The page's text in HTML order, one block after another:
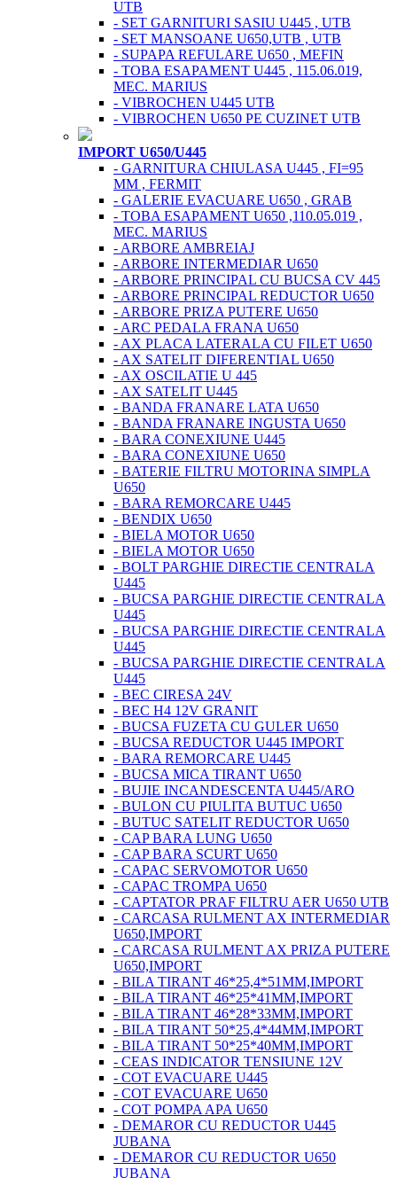
UTB
- SET GARNITURI SASIU U445 , UTB
- SET MANSOANE U650,UTB , UTB
- SUPAPA REFULARE U650 , MEFIN
- TOBA ESAPAMENT U445 , 115.06.019,
MEC. MARIUS
- VIBROCHEN U445 UTB
- VIBROCHEN U650 PE CUZINET UTB
IMPORT U650/U445
- GARNITURA CHIULASA U445 , FI=95
MM , FERMIT
- GALERIE EVACUARE U650 , GRAB
- TOBA ESAPAMENT U650 ,110.05.019 ,
MEC. MARIUS
- ARBORE AMBREIAJ
- ARBORE INTERMEDIAR U650
- ARBORE PRINCIPAL CU BUCSA CV 445
- ARBORE PRINCIPAL REDUCTOR U650
- ARBORE PRIZA PUTERE U650
- ARC PEDALA FRANA U650
- AX PLACA LATERALA CU FILET U650
- AX SATELIT DIFERENTIAL U650
- AX OSCILATIE U 445
- AX SATELIT U445
- BANDA FRANARE LATA U650
- BANDA FRANARE INGUSTA U650
- BARA CONEXIUNE U445
- BARA CONEXIUNE U650
- BATERIE FILTRU MOTORINA SIMPLA
U650
- BARA REMORCARE U445
- BENDIX U650
- BIELA MOTOR U650
- BIELA MOTOR U650
- BOLT PARGHIE DIRECTIE CENTRALA
U445
- BUCSA PARGHIE DIRECTIE CENTRALA
U445
- BUCSA PARGHIE DIRECTIE CENTRALA
U445
- BUCSA PARGHIE DIRECTIE CENTRALA
U445
- BEC CIRESA 24V
- BEC H4 12V GRANIT
- BUCSA FUZETA CU GULER U650
- BUCSA REDUCTOR U445 IMPORT
- BARA REMORCARE U445
- BUCSA MICA TIRANT U650
- BUJIE INCANDESCENTA U445/ARO
- BULON CU PIULITA BUTUC U650
- BUTUC SATELIT REDUCTOR U650
- CAP BARA LUNG U650
- CAP BARA SCURT U650
- CAPAC SERVOMOTOR U650
- CAPAC TROMPA U650
- CAPTATOR PRAF FILTRU AER U650 UTB
- CARCASA RULMENT AX INTERMEDIAR
U650,IMPORT
- CARCASA RULMENT AX PRIZA PUTERE
U650,IMPORT
- BILA TIRANT 46*25,4*51MM,IMPORT
- BILA TIRANT 46*25*41MM,IMPORT
- BILA TIRANT 46*28*33MM,IMPORT
- BILA TIRANT 50*25,4*44MM,IMPORT
- BILA TIRANT 50*25*40MM,IMPORT
- CEAS INDICATOR TENSIUNE 12V
- COT EVACUARE U445
- COT EVACUARE U650
- COT POMPA APA U650
- DEMAROR CU REDUCTOR U445
JUBANA
- DEMAROR CU REDUCTOR U650
JUBANA